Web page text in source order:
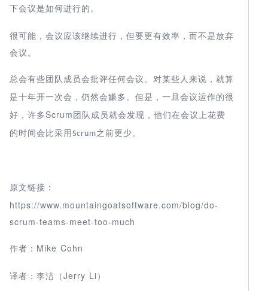
下会议是如何进行的。
很可能，会议应该继续进行，但要更有效率，而不是放弃
会议。
总会有些团队成员会批评任何会议。对某些人来说，就算
是十年开一次会，仍然会嫌多。但是，一旦会议运作的很
好，许多 Scrum 团队成员就会发现，他们在会议上花费
的时间会比采用 Scrum之前更少。
原文链接：
https://www.mountaingoatsoftware.com/blog/do-
scrum-teams-meet-too-much
作者： Mike Cohn
译者：李洁（ Jerry Li ）